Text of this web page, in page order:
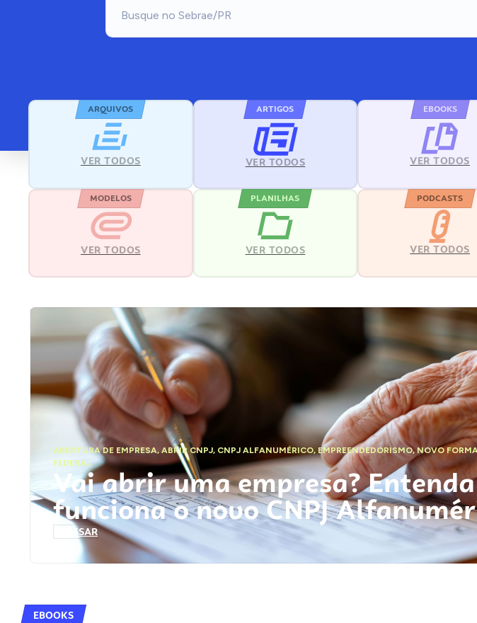
ARQUIVOS
VER TODOS
ARTIGOS
VER TODOS
EBOOKS
VER TODOS
MODELOS
VER TODOS
PLANILHAS
VER TODOS
PODCASTS
VER TODOS
ABERTURA DE EMPRESA,ABRIR CNPJ, CNPJ ALFANUMÉRICO, EMPREENDEDORISMO,NOVO
FEDERAL
Vai abrir uma empresa?
funciona o novo CNPJ
ACESSAR
EBOOKS